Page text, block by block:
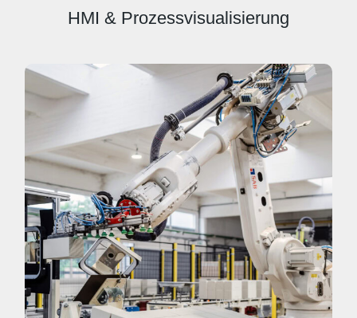
HMI & Prozessvisualisierung